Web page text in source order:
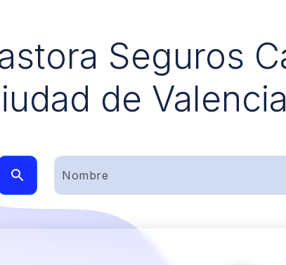
Seguros
de Valencia